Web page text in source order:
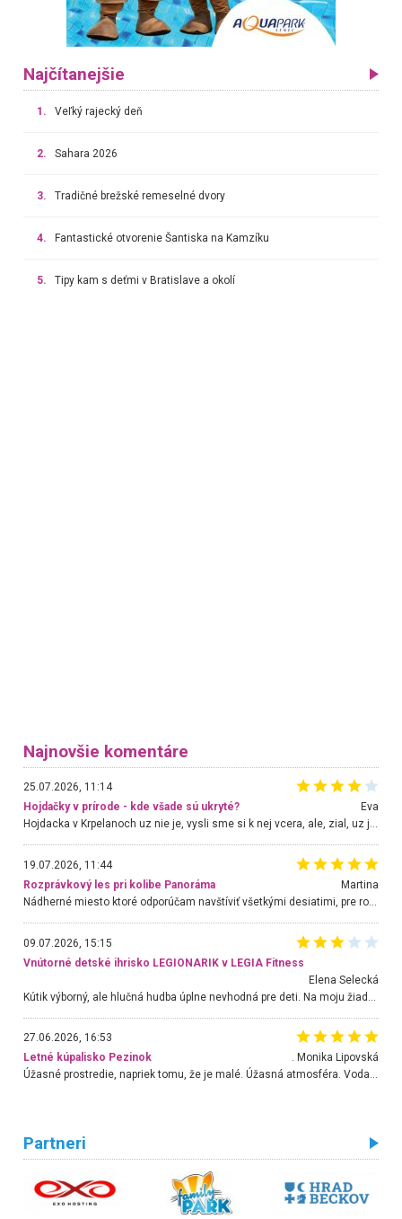
Najčítanejšie
1. Veľký rajecký deň
2. Sahara 2026
3. Tradičné brežské remeselné dvory
4. Fantastické otvorenie Šantiska na Kamzíku
5. Tipy kam s deťmi v Bratislave a okolí
Najnovšie komentáre
25.07.2026, 11:14
Hojdačky v prírode - kde všade sú ukryté?
Eva
Hojdacka v Krpelanoch uz nie je, vysli sme si k nej vcera, ale, zial, uz je znicena. Ak sem planujete cestu len kvoli hojdacke, mozete si ju usetrit. Krasny vyhlad je tu vsak aj bez hojdacky :-)
19.07.2026, 11:44
Rozprávkový les pri kolibe Panoráma
Martina
Nádherné miesto ktoré odporúčam navštíviť všetkými desiatimi, pre rodiny s deťmi, dôchodcom... Proste a jednoducho ozaj rozprávkový les.. určite ešte prídeme. Odniesli sme si na pamiatku krásne tričká,
09.07.2026, 15:15
Vnútorné detské ihrisko LEGIONARIK v LEGIA Fitness
Elena Selecká
27.06.2026, 16:53
Letné kúpalisko Pezinok
. Monika Lipovská
Úžasné prostredie, napriek tomu, že je malé. Úžasná atmosféra. Voda fantastická a nádherná. Ľudí je pomerne veľa, ale su mili a ohľaduplní. Je veľmi zaujímavé sledovať, ako dokážu spolu športovať cudzí ľudia a bez ohľadu na vek. Vládne tu pohoda. Vnuka neviem dostať z vody. Ďakujem za krásny deň . Urcite sa sem vrátim. Jediný problém je s parkovaním, ale aj ten sa mi podarilo vyriešiť. Monika Bratislava
Partneri